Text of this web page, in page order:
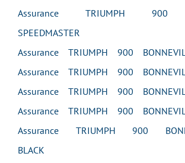
Assurance TRIUMPH 900
SPEEDMASTER
Assurance TRIUMPH 900
Assurance TRIUMPH 900
Assurance TRIUMPH 900
Assurance TRIUMPH 900
Assurance TRIUMPH 900
BLACK